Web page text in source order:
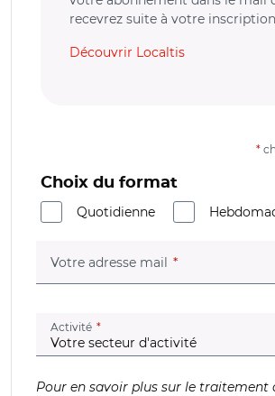
recevrez suite à votre
Découvrir Localtis
*
Choix du format
Quotidienne
Votre adresse mail (champ
Activité (champ obligatoire)
Pour en savoir plus sur le traitement